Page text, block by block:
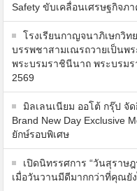
Safety ขับเคลื่อนเศรษฐกิจภ
โรงเรียนกาญจนาภิเษกวิ
บรรพชาสามเณรถวายเป็นพ
พระบรมราชินีนาถ พระบรม
2569
มิลเลนเนียม ออโต้ กรุ๊ป จั
Brand New Day Exclusive
ยักษ์รอบพิเศษ
เปิดนิทรรศการ “วันสุราษ
เมื่อวันวานมีดีมากกว่าที่คุณยั